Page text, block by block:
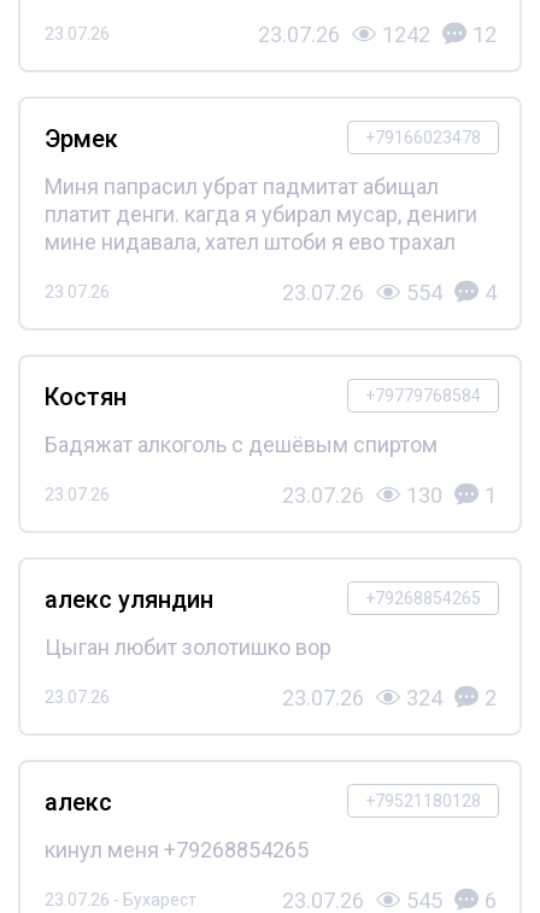
23.07.26 23.07.26 1242 12
+79166023478
Эрмек
Миня папрасил убрат падмитат абищал
платит денги. кагда я убирал мусар, дениги
мине нидавала, хател штоби я ево трахал
23.07.26 23.07.26 554 4
+79779768584
Костян
Бадяжат алкоголь с дешёвым спиртом
23.07.26 23.07.26 130 1
+79268854265
алекс уляндин
Цыган любит золотишко вор
23.07.26 23.07.26 324 2
+79521180128
алекс
кинул меня +79268854265
23.07.26 - Бухарест 23.07.26 545 6